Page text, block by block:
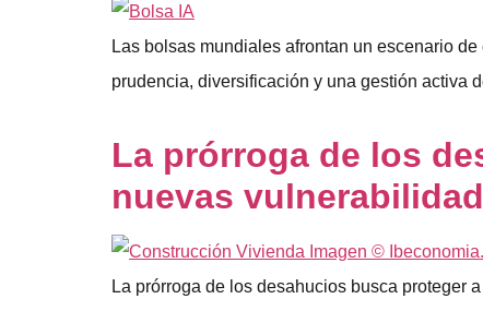
Las bolsas mundiales afrontan un escenario
prudencia, diversificación y una gestión activa
La prórroga de los
nuevas
La prórroga de los desahucios busca proteger